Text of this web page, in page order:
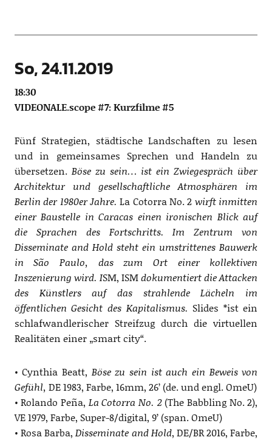
So, 24.11.2019
18:30
VIDEONALE.scope #7: Kurzfilme #5
Fünf Strategien, städtische Landschaften zu lesen
und in gemeinsames Sprechen und Handeln zu
übersetzen. Böse zu sein… ist ein Zwiegespräch über
Architektur und gesellschaftliche Atmosphären im
Berlin der 1980er Jahre.La Cotorra No. 2 wirft inmitten
einer Baustelle in Caracas einen ironischen Blick auf
die Sprachen des Fortschritts. Im Zentrum von
Disseminate and Hold steht ein umstrittenes Bauwerk
in São Paulo, das zum Ort einer kollektiven
Inszenierung wird. ISM, ISMdokumentiert die Attacken
des Künstlers auf das strahlende Lächeln im
öffentlichen Gesicht des Kapitalismus. Slides *ist ein
schlafwandlerischer Streifzug durch die virtuellen
Realitäten einer „smart city“.
• Cynthia Beatt, Böse zu sein ist auch ein Beweis von
Gefühl, DE 1983, Farbe, 16mm, 26’ (de. und engl. OmeU)
• Rolando Peña, La Cotorra No. 2(The Babbling No. 2),
VE 1979, Farbe, Super-8/digital, 9’ (span. OmeU)
• Rosa Barba,Disseminate and Hold, DE/BR 2016, Farbe,